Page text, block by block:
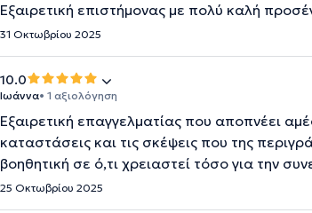
Εξαιρετική επιστήμονας με πολύ καλή
31 Οκτωβρίου 2025
10.0
Ιωάννα• 1 αξιολόγηση
Εξαιρετική επαγγελματίας που αποπνέει
καταστάσεις και τις σκέψεις που της
βοηθητική σε ό,τι χρειαστεί τόσο για την
25 Οκτωβρίου 2025